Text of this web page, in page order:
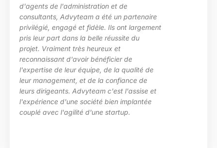
les besoins de ma structure,
des situations diverses. Nous avons
particulièrement apprécié
d’Advyteam lors de la conception et la
en place d’un plan de montée de
compétences sur le pôle de
HRa au sein de la DGFiP.